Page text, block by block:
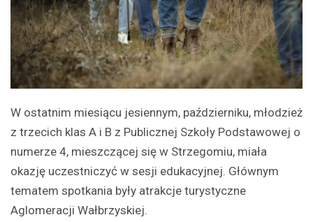
W ostatnim miesiącu jesiennym, październiku, młodzież
z trzecich klas A i B z Publicznej Szkoły Podstawowej o
numerze 4, mieszczącej się w Strzegomiu, miała
okazję uczestniczyć w sesji edukacyjnej. Głównym
tematem spotkania były atrakcje turystyczne
Aglomeracji Wałbrzyskiej.